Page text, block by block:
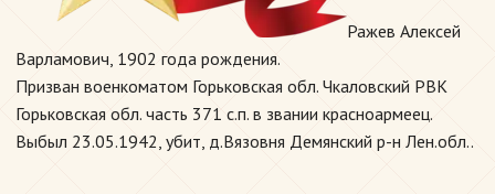
Ражев Алексей
Варламович, 1902 года рождения.
Призван военкоматом Горьковская обл. Чкаловский РВК
Горьковская обл. часть 371 с.п. в звании красноармеец.
Выбыл 23.05.1942, убит, д.Вязовня Демянский р-н Лен.обл..